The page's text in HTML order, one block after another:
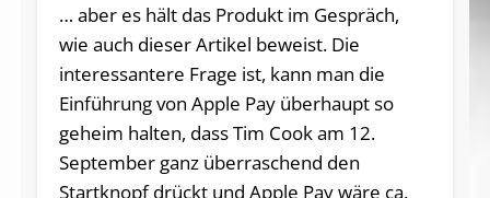
… aber es hält das Produkt im Gespräch,
wie auch dieser Artikel beweist. Die
interessantere Frage ist, kann man die
Einführung von Apple Pay überhaupt so
geheim halten, dass Tim Cook am 12.
September ganz überraschend den
Startknopf drückt und Apple Pay wäre ca.